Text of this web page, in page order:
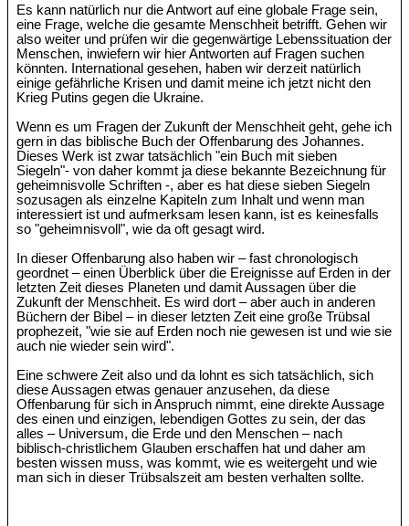
Es kann natürlich nur die Antwort auf eine globale Frage sein,
eine Frage, welche die gesamte Menschheit betrifft. Gehen wir
also weiter und prüfen wir die gegenwärtige Lebenssituation der
Menschen, inwiefern wir hier Antworten auf Fragen suchen
könnten. International gesehen, haben wir derzeit natürlich
einige gefährliche Krisen und damit meine ich jetzt nicht den
Krieg Putins gegen die Ukraine.
Wenn es um Fragen der Zukunft der Menschheit geht, gehe ich
gern in das biblische Buch der Offenbarung des Johannes.
Dieses Werk ist zwar tatsächlich "ein Buch mit sieben
Siegeln"- von daher kommt ja diese bekannte Bezeichnung für
geheimnisvolle Schriften -, aber es hat diese sieben Siegeln
sozusagen als einzelne Kapiteln zum Inhalt und wenn man
interessiert ist und aufmerksam lesen kann, ist es keinesfalls
so "geheimnisvoll", wie da oft gesagt wird.
In dieser Offenbarung also haben wir – fast chronologisch
geordnet – einen Überblick über die Ereignisse auf Erden in der
letzten Zeit dieses Planeten und damit Aussagen über die
Zukunft der Menschheit. Es wird dort – aber auch in anderen
Büchern der Bibel – in dieser letzten Zeit eine große Trübsal
prophezeit, "wie sie auf Erden noch nie gewesen ist und wie sie
auch nie wieder sein wird".
Eine schwere Zeit also und da lohnt es sich tatsächlich, sich
diese Aussagen etwas genauer anzusehen, da diese
Offenbarung für sich in Anspruch nimmt, eine direkte Aussage
des einen und einzigen, lebendigen Gottes zu sein, der das
alles – Universum, die Erde und den Menschen – nach
biblisch-christlichem Glauben erschaffen hat und daher am
besten wissen muss, was kommt, wie es weitergeht und wie
man sich in dieser Trübsalszeit am besten verhalten sollte.